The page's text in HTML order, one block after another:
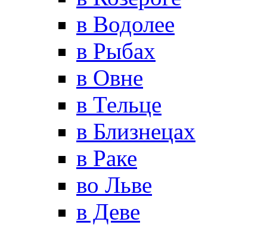
в Водолее
в Рыбах
в Овне
в Тельце
в Близнецах
в Раке
во Льве
в Деве